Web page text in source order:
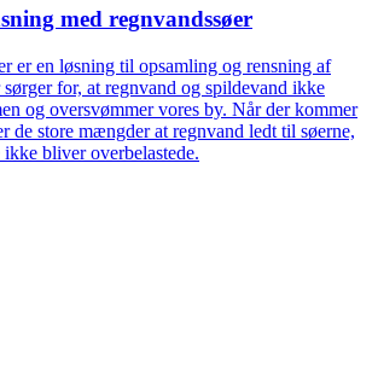
med regnvandssøer
er en løsning til opsamling og rensning af
for, at regnvand og spildevand ikke
og oversvømmer vores by. Når der kommer
de store mængder at regnvand ledt til søerne,
bliver overbelastede.